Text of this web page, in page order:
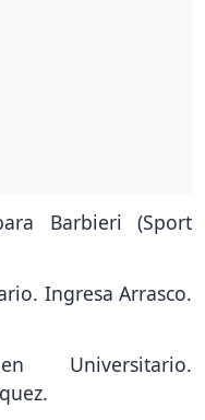
Barbieri (Sport
Ingresa Arrasco.
Universitario.